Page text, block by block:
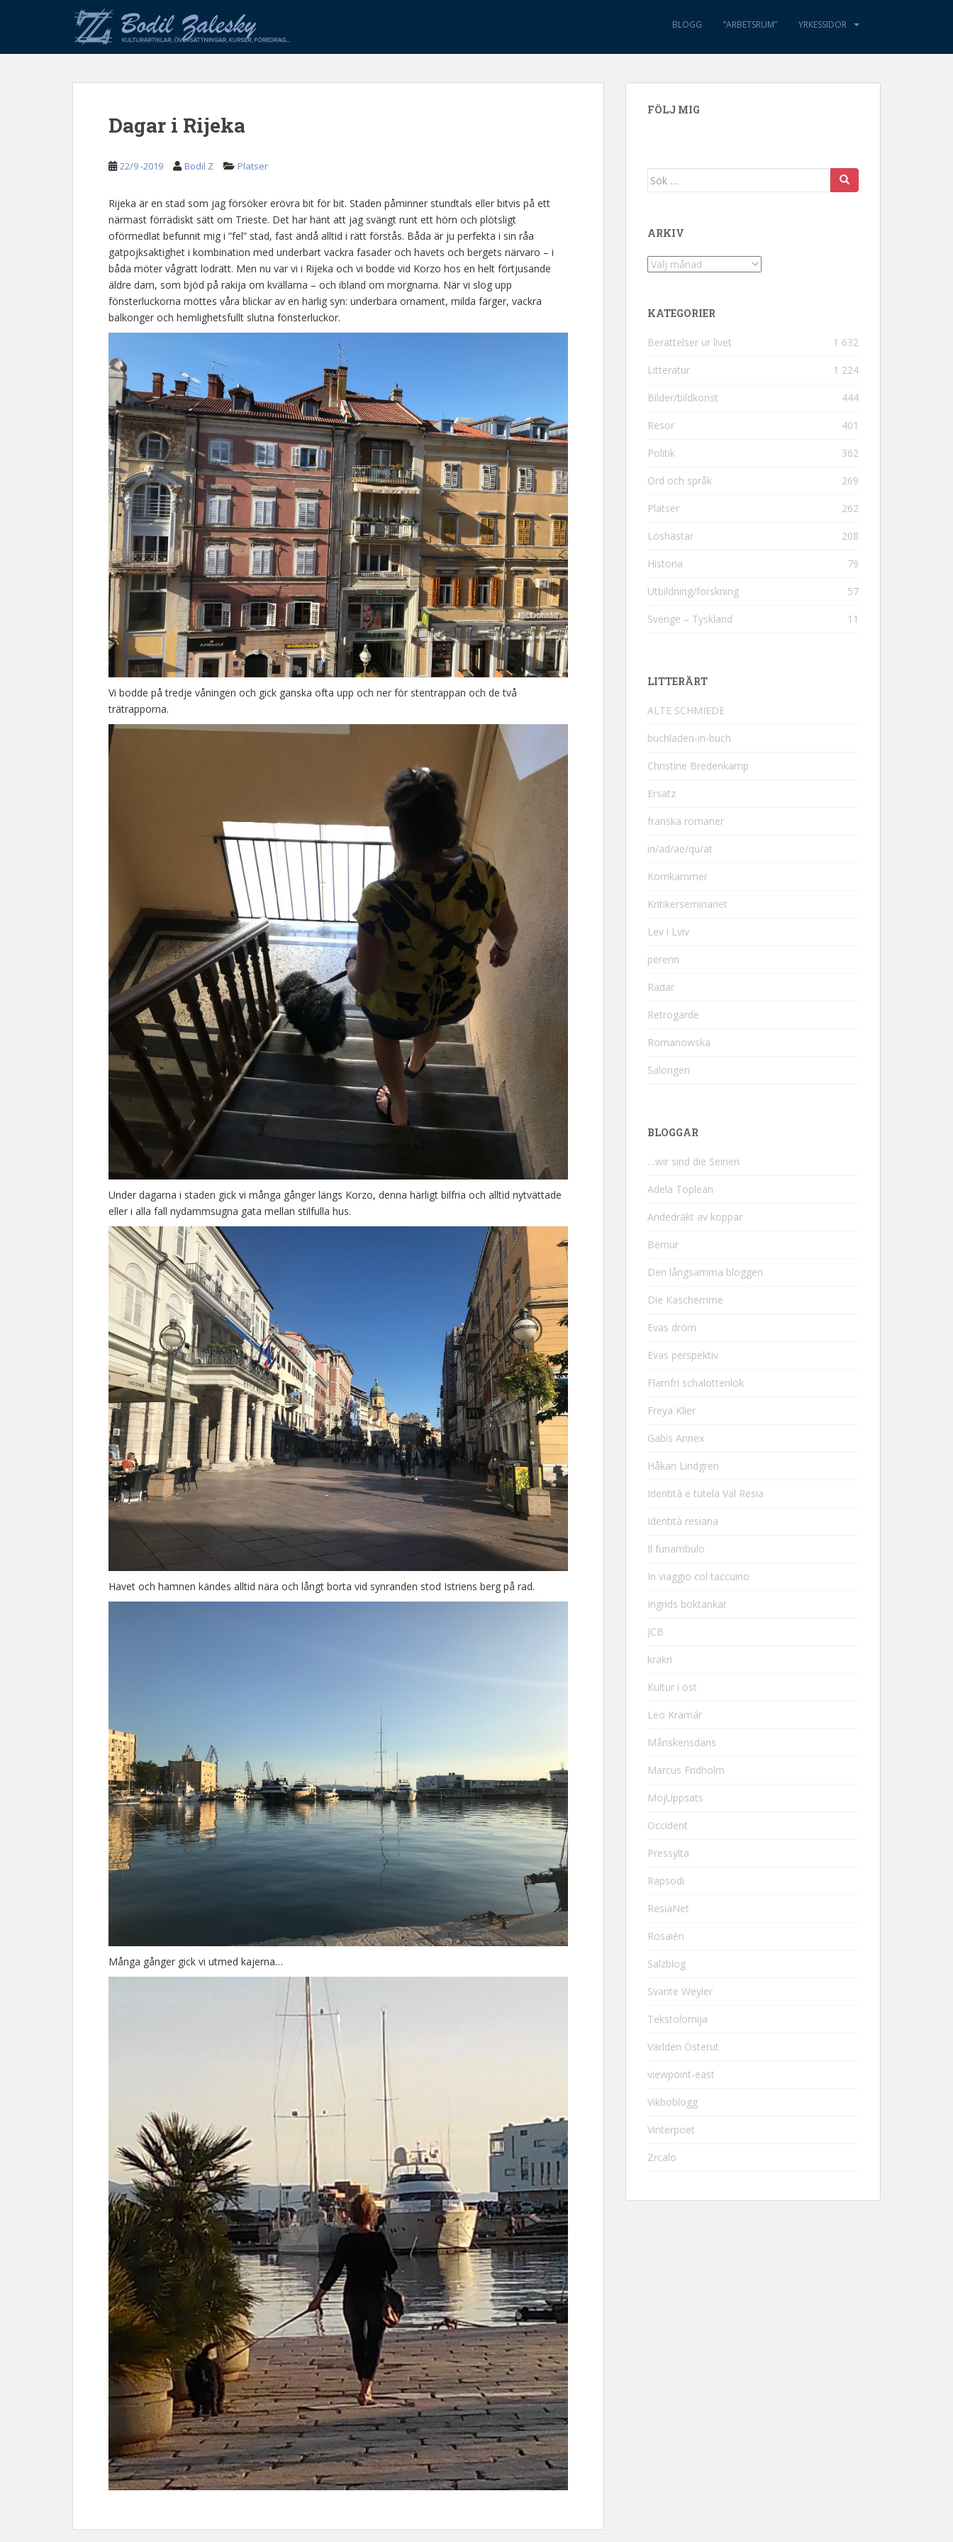
p
BLOGG ”ARBETSRUM” YRKESSIDOR
Dagar i Rijeka
22/9 -2019 Bodil Z Platser
Rijeka är en stad som jag försöker erövra bit för bit. Staden påminner stundtals eller bitvis på ett
närmast förrädiskt sätt om Trieste. Det har hänt att jag svängt runt ett hörn och plötsligt
oförmedlat befunnit mig i ”fel” stad, fast ändå alltid i rätt förstås. Båda är ju perfekta i sin råa
gatpojksaktighet i kombination med underbart vackra fasader och havets och bergets närvaro – i
båda möter vågrätt lodrätt. Men nu var vi i Rijeka och vi bodde vid Korzo hos en helt förtjusande
äldre dam, som bjöd på rakija om kvällarna – och ibland om morgnarna. När vi slog upp
fönsterluckorna möttes våra blickar av en härlig syn: underbara ornament, milda färger, vackra
balkonger och hemlighetsfullt slutna fönsterluckor.
Vi bodde på tredje våningen och gick ganska ofta upp och ner för stentrappan och de två
trätrapporna.
Under dagarna i staden gick vi många gånger längs Korzo, denna härligt bilfria och alltid nytvättade
eller i alla fall nydammsugna gata mellan stilfulla hus.
Havet och hamnen kändes alltid nära och långt borta vid synranden stod Istriens berg på rad.
Många gånger gick vi utmed kajerna…
FÖLJ MIG
Sök efter:
ARKIV
Arkiv
KATEGORIER
Berättelser ur livet 1 632
Litteratur 1 224
Bilder/bildkonst 444
Resor 401
Politik 362
Ord och språk 269
Platser 262
Löshästar 208
Historia 79
Utbildning/forskning 57
Sverige – Tyskland 11
LITTERÄRT
ALTE SCHMIEDE
buchladen-in-buch
Christine Bredenkamp
Ersatz
franska romaner
in/ad/ae/qu/at
Kornkammer
Kritikerseminariet
Lev i Lviv
perenn
Radar
Retrogarde
Romanowska
Salongen
BLOGGAR
…wir sind die Seinen
Adela Toplean
Andedräkt av koppar
Bernur
Den långsamma bloggen
Die Kaschemme
Evas dröm
Evas perspektiv
Flarnfri schalottenlök
Freya Klier
Gabis Annex
Håkan Lindgren
Identità e tutela Val Resia
Identità resiana
Il funambulo
In viaggio col taccuino
Ingrids boktankar
JCB
krakri
Kultur i öst
Leo Kramár
Månskensdans
Marcus Fridholm
MojUppsats
Occident
Pressylta
Rapsodi
ResiaNet
Rosaièn
Salzblog
Svante Weyler
Tekstolomija
Världen Österut
viewpoint-east
Vikboblogg
Vinterpoet
Zrcalo